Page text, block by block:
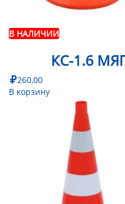
В НАЛИЧИИ
КС-1.6
260,00
В корзину